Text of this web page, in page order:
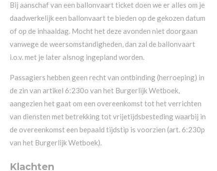
Bij aanschaf van een ballonvaart ticket doen we er alles om je
daadwerkelijk een ballonvaart te bieden op de gekozen datum
of op de inhaaldag. Mocht het deze avonden niet doorgaan
vanwege de weersomstandigheden, dan zal de ballonvaart
i.o.v. met je later alsnog ingepland worden.
Passagiers hebben geen recht van ontbinding (herroeping) in
de zin van artikel 6:230o van het Burgerlijk Wetboek,
aangezien het gaat om een overeenkomst tot het verrichten
van diensten met betrekking tot vrijetijdsbesteding waarbij in
de overeenkomst een bepaald tijdstip is voorzien (art. 6:230p
van het Burgerlijk Wetboek).
Klachten